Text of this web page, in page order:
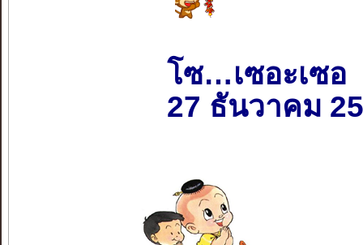
โซ…เซอะเซอ
27 ธันวาคม